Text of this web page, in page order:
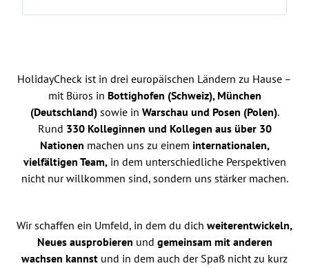
HolidayCheck ist in drei europäischen Ländern zu Hause –
mit Büros in Bottighofen (Schweiz), München
(Deutschland)sowie in Warschau und Posen (Polen).
Rund 330 Kolleginnen und Kollegen aus über 30
Nationen machen uns zu einem internationalen,
vielfältigen Team,in dem unterschiedliche Perspektiven
nicht nur willkommen sind, sondern uns stärker machen.
Wir schaffen ein Umfeld, in dem du dich weiterentwickeln,
Neues ausprobieren und gemeinsam mit anderen
wachsen kannst und in dem auch der Spaß nicht zu kurz